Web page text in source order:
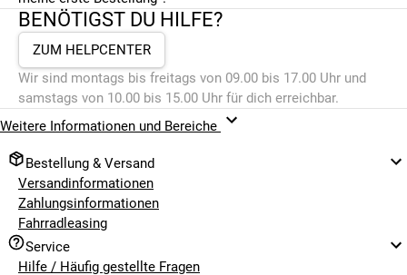
BENÖTIGST DU HILFE?
ZUM HELPCENTER
Wir sind montags bis freitags von 09.00 bis 17.00 Uhr und
samstags von 10.00 bis 15.00 Uhr für dich erreichbar.
Weitere Informationen und Bereiche
Bestellung & Versand
Versandinformationen
Zahlungsinformationen
Fahrradleasing
Service
Hilfe / Häufig gestellte Fragen